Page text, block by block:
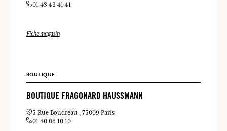
01 43 43 41 41
Fiche magasin
BOUTIQUE
BOUTIQUE FRAGONARD HAUSSMANN
5 Rue Boudreau
75009 Paris
01 40 06 10 10